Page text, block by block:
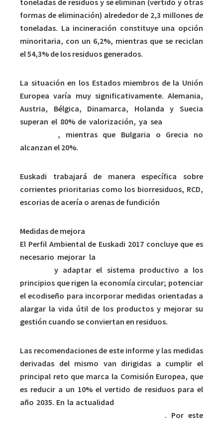
toneladas de residuos y se eliminan (vertido y otras
formas de eliminación) alrededor de 2,3 millones de
toneladas. La incineración constituye una opción
minoritaria, con un 6,2%, mientras que se reciclan
el 54,3% de los residuos generados.
La situación en los Estados miembros de la Unión
Europea varía muy significativamente. Alemania,
Austria, Bélgica, Dinamarca, Holanda y Suecia
superan el 80% de valorización, ya sea
, mientras que Bulgaria o Grecia no
alcanzan el 20%.
Euskadi trabajará de manera específica sobre
corrientes prioritarias como los biorresiduos, RCD,
escorias de acería o arenas de fundición
Medidas de mejora
El Perfil Ambiental de Euskadi 2017 concluye que es
necesario mejorar la
y adaptar el sistema productivo a los
principios que rigen la economía circular; potenciar
el ecodiseño para incorporar medidas orientadas a
alargar la vida útil de los productos y mejorar su
gestión cuando se conviertan en residuos.
Las recomendaciones de este informe y las medidas
derivadas del mismo van dirigidas a cumplir el
principal reto que marca la Comisión Europea, que
es reducir a un 10% el vertido de residuos para el
año 2035. En la actualidad
. Por este